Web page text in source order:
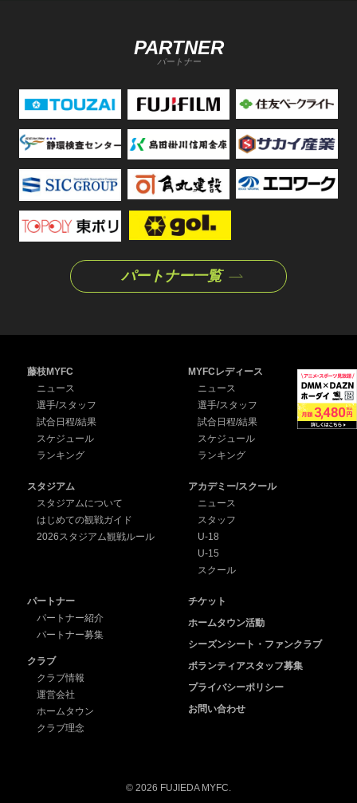
PARTNER
パートナー
パートナー一覧
藤枝MYFC
ニュース
選手/スタッフ
試合日程/結果
スケジュール
ランキング
MYFCレディース
ニュース
選手/スタッフ
試合日程/結果
スケジュール
ランキング
スタジアム
スタジアムについて
はじめての観戦ガイド
2026スタジアム観戦ルール
アカデミー/スクール
ニュース
スタッフ
U-18
U-15
スクール
パートナー
パートナー紹介
パートナー募集
クラブ
クラブ情報
運営会社
ホームタウン
クラブ理念
チケット
ホームタウン活動
シーズンシート・ファンクラブ
ボランティアスタッフ募集
プライバシーポリシー
お問い合わせ
© 2026 FUJIEDA MYFC.